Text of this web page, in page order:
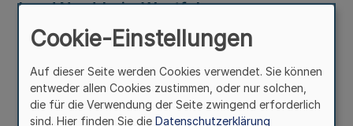
Land Nordrhein-Westfalen
(Landesbeamtenversorgungsgesetz -
LBeamtVG NRW)
In Kraft Seit 01. Juli 2016
Cookie-Einstellungen
Auf dieser Seite werden Cookies verwendet. Sie können
entweder allen Cookies zustimmen, oder nur solchen,
die für die Verwendung der Seite zwingend erforderlich
sind. Hier finden Sie die Datenschutzerklärung